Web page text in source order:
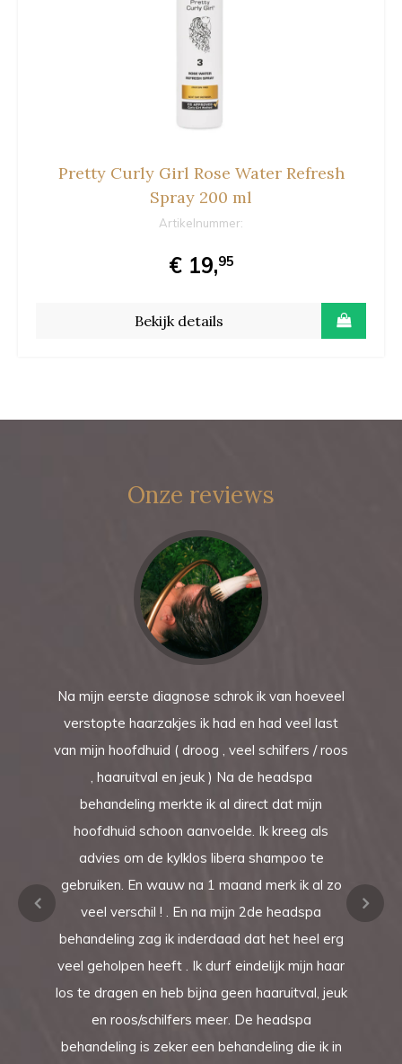
Pretty Curly Girl Rose Water Refresh
Spray 200 ml
Artikelnummer:
€ 19,95
Bekijk details
Onze reviews
Na mijn eerste diagnose schrok ik van hoeveel
verstopte haarzakjes ik had en had veel last
van mijn hoofdhuid ( droog , veel schilfers / roos
, haaruitval en jeuk ) Na de headspa
behandeling merkte ik al direct dat mijn
hoofdhuid schoon aanvoelde. Ik kreeg als
advies om de kylklos libera shampoo te
gebruiken. En wauw na 1 maand merk ik al zo
veel verschil ! . En na mijn 2de headspa
behandeling zag ik inderdaad dat het heel erg
veel geholpen heeft . Ik durf eindelijk mijn haar
los te dragen en heb bijna geen haaruitval, jeuk
en roos/schilfers meer. De headspa
behandeling is zeker een behandeling die ik in